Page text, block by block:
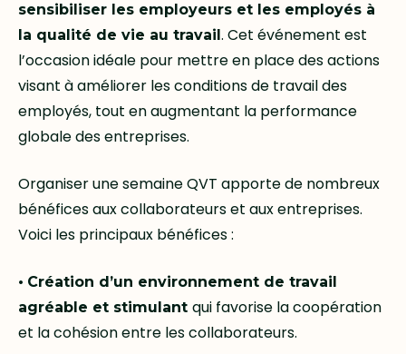
sensibiliser les employeurs et les employés à
la qualité de vie au travail. Cet événement est
l’occasion idéale pour mettre en place des actions
visant à améliorer les conditions de travail des
employés, tout en augmentant la performance
globale des entreprises.
Organiser une semaine QVT apporte de nombreux
bénéfices aux collaborateurs et aux entreprises.
Voici les principaux bénéfices :
• Création d’un environnement de travail
agréable et stimulant qui favorise la coopération
et la cohésion entre les collaborateurs.